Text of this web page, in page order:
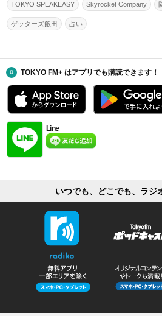
TOKYO SPEAKEASY Skyrocket Company
ゲッターズ飯田 占い
TOKYO FM+ はアプリでも購読できます！
Line
いつでも、どこでも、ラジ